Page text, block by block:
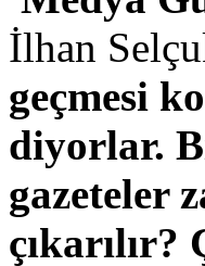
İlhan
geçmesi
diyorlar.
gazeteler
çıkarılır?